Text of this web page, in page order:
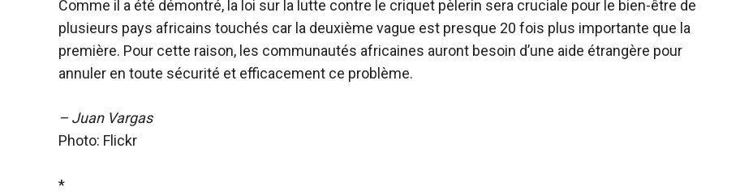
Comme il a été démontré, la loi sur la lutte contre le criquet pèlerin sera cruciale pour le bien-être de
plusieurs pays africains touchés car la deuxième vague est presque 20 fois plus importante que la
première. Pour cette raison, les communautés africaines auront besoin d’une aide étrangère pour
annuler en toute sécurité et efficacement ce problème.
– Juan Vargas
Photo: Flickr
*